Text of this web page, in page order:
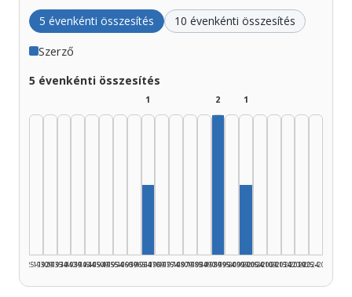
5 évenkénti összesítés 10 évenkénti összesítés
Szerző
5 évenkénti összesítés
1925–1929
1930–1934
1935–1939
1940–1944
1945–1949
1950–1954
1955–1959
1960–1964
1
1965–1969
1970–1974
1975–1979
1980–1984
1985–1989
2
1990–1994
1995–1999
1
2000–2004
2005–2009
2010–2014
2015–2019
2020–2024
2025–2026